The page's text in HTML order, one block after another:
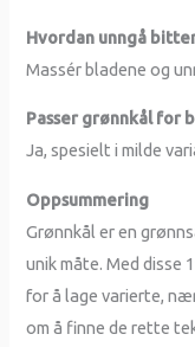
Hvordan unngå
Massér bladene og
Passer grønnkål for
Ja, spesielt i milde
Oppsummering
Grønnkål er en
unik måte. Med disse
for å lage varierte,
om å finne de rette